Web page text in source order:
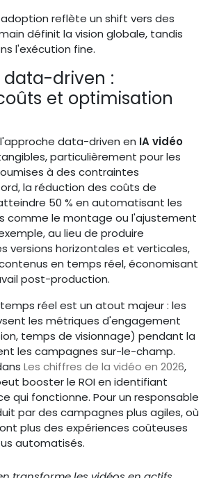
reflète un shift vers des
définit la vision globale, tandis
l'exécution fine.
driven :
et optimisation
data-driven en IA vidéo
particulièrement pour les
à des contraintes
la réduction des coûts de
50 % en automatisant les
comme le montage ou l'ajustement
au lieu de produire
versions horizontales et verticales,
en temps réel, économisant
post-production.
réel est un atout majeur : les
les métriques d'engagement
temps de visionnage) pendant la
les campagnes sur-le-champ.
Les chiffres de la vidéo en 2026,
booster le ROI en identifiant
qui fonctionne. Pour un responsable
par des campagnes plus agiles, où
plus des expériences coûteuses
automatisés.